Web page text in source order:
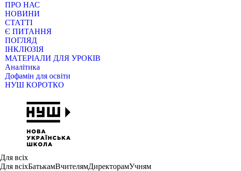
ПРО НАС
НОВИНИ
СТАТТІ
Є ПИТАННЯ
ПОГЛЯД
ІНКЛЮЗІЯ
МАТЕРІАЛИ ДЛЯ УРОКІВ
Аналітика
Дофамін для освіти
НУШ КОРОТКО
Для всіх
Для всіхБатькамВчителямДиректорамУчням